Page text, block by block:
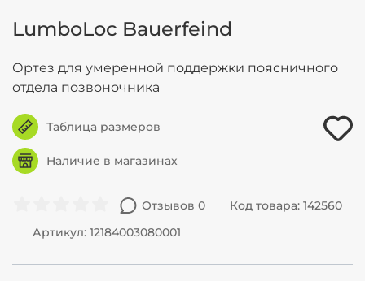
LumboLoc Bauerfeind
Ортез для умеренной поддержки поясничного
отдела позвоночника
Таблица размеров
Наличие в магазинах
Отзывов 0
Код товара: 142560
Артикул: 12184003080001